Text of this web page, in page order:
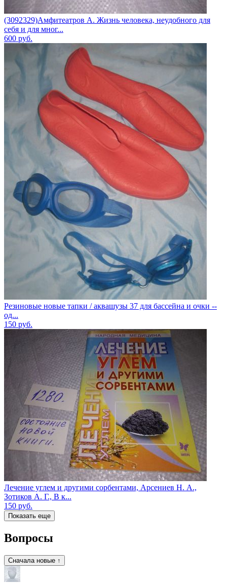
(3092329)Амфитеатров А. Жизнь человека, неудобного для
себя и для мног...
600 руб.
Резиновые новые тапки / аквашузы 37 для бассейна и очки --
од...
150 руб.
Лечение углем и другими сорбентами, Арсениев Н. А.,
Зотиков А. Г., В к...
150 руб.
Показать еще
Вопросы
Сначала новые ↑